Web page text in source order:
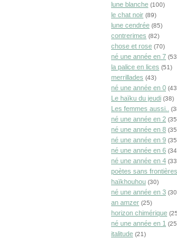
lune blanche (100)
le chat noir (89)
lune cendrée (85)
contrerimes (82)
chose et rose (70)
né une année en 7
la palice en lices (51)
merrillades (43)
né une année en 0
Le haïku du jeudi (38)
Les femmes aussi..
né une année en 2
né une année en 8
né une année en 9
né une année en 6
né une année en 4
poètes sans frontières
haïkhouhou (30)
né une année en 3
an amzer (25)
horizon chimérique
né une année en 1
italitude (21)